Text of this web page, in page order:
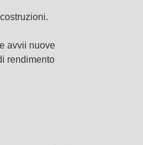
avvii nuove
rendimento